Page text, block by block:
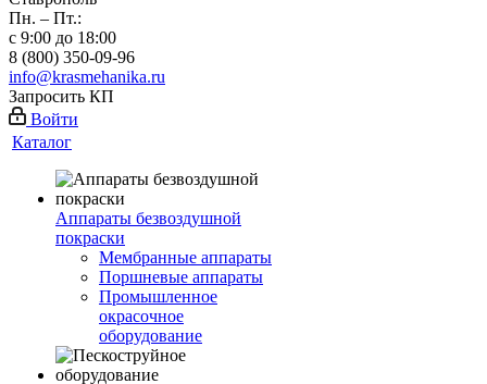
Пн. – Пт.:
с 9:00 до 18:00
8 (800) 350-09-96
info@krasmehanika.ru
Запросить КП
Войти
Каталог
Аппараты безвоздушной
покраски
Мембранные аппараты
Поршневые аппараты
Промышленное
окрасочное
оборудование